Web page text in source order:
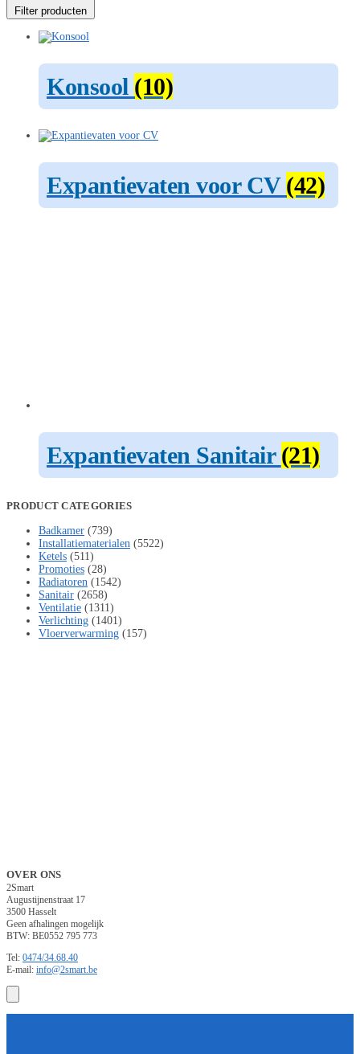
Filter producten
Konsool (10)
Expantievaten voor CV (42)
Expantievaten Sanitair (21)
PRODUCT CATEGORIES
Badkamer (739)
Installatiematerialen (5522)
Ketels (511)
Promoties (28)
Radiatoren (1542)
Sanitair (2658)
Ventilatie (1311)
Verlichting (1401)
Vloerverwarming (157)
OVER ONS
2Smart
Augustijnenstraat 17
3500 Hasselt
Geen afhalingen mogelijk
BTW: BE0552 795 773
Tel: 0474/34.68.40
E-mail: info@2smart.be